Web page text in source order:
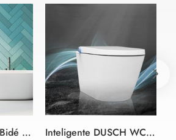
Inteligente ducha Bidé inodoro Asiento de color blanco y negro de estilo alemán Inteligente DUSCH WC ducha asiento de Inodoro bidet blanco asiento de inodoro bidet en el Diseño sin